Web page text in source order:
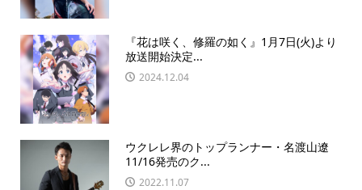
『花は咲く、修羅の如く』1月7日(火)より
放送開始決定...
2024.12.04
ウクレレ界のトップランナー・名渡山遼
11/16発売のク...
2022.11.07